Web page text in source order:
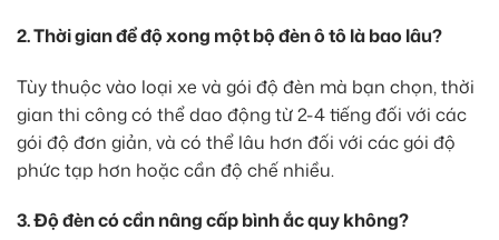
2. Thời gian để độ xong một bộ đèn ô tô là bao lâu?
Tùy thuộc vào loại xe và gói độ đèn mà bạn chọn, thời
gian thi công có thể dao động từ 2-4 tiếng đối với các
gói độ đơn giản, và có thể lâu hơn đối với các gói độ
phức tạp hơn hoặc cần độ chế nhiều.
3. Độ đèn có cần nâng cấp bình ắc quy không?